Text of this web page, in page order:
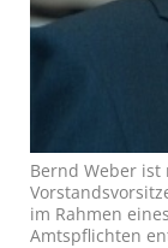
Bernd Weber ist
im Rahmen
Amtspflichten